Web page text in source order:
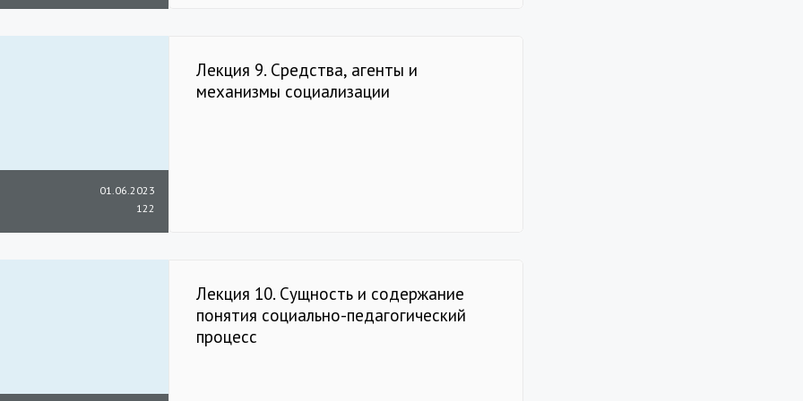
01.06.2023
122
Лекция 9. Средства, агенты и
механизмы социализации
Лекция 10. Сущность и содержание
понятия социально-педагогический
процесс